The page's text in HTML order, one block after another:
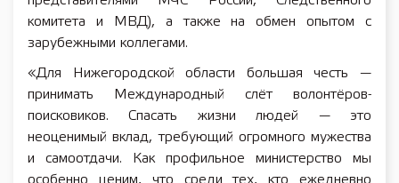
комитета и МВД), а также на обмен опытом с
зарубежными коллегами.
«Для Нижегородской области большая честь —
принимать Международный слёт волонтёров-
поисковиков. Спасать жизни людей — это
неоценимый вклад, требующий огромного мужества
и самоотдачи. Как профильное министерство мы
особенно ценим, что среди тех, кто ежедневно